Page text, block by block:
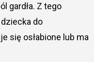
gardła. Z tego
do
się osłabione lub ma